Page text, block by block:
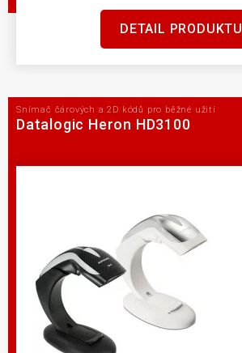
DETAIL PRODUKTU
Snímač čárových a 2D kódů pro běžné užití
Datalogic Heron HD3100